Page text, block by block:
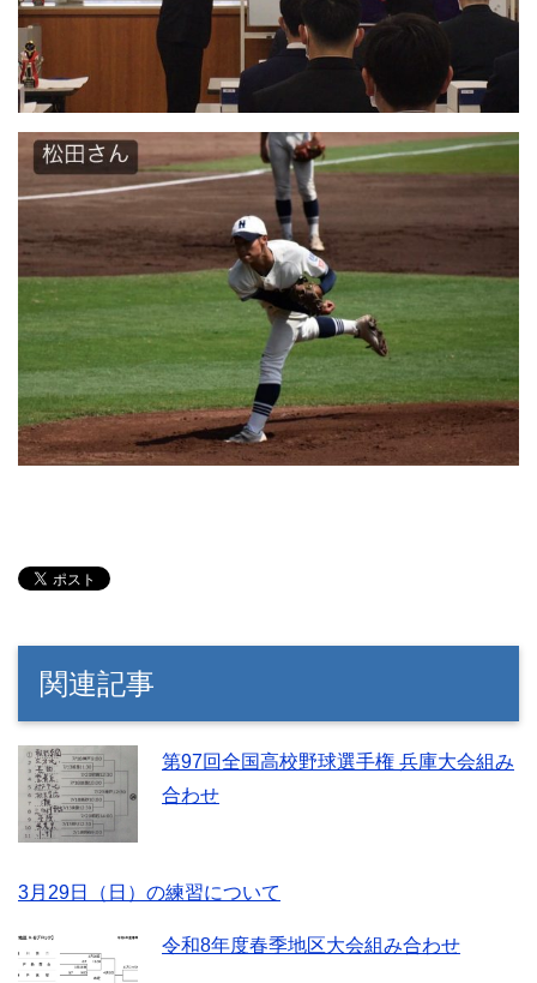
関連記事
第97回全国高校野球選手権 兵庫大会組み
合わせ
3月29日（日）の練習について
令和8年度春季地区大会組み合わせ